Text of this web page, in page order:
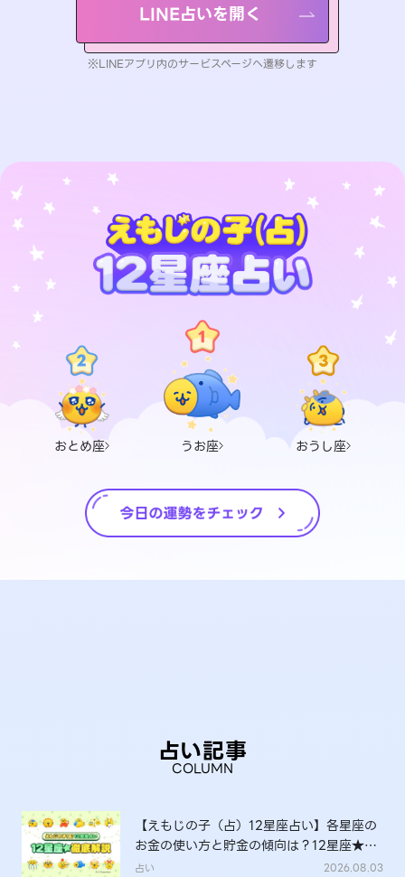
LINE占いを開く
※LINEアプリ内のサービスページへ遷移します
おとめ座 うお座 おうし座
占い記事
COLUMN
【えもじの子（占）12星座占い】各星座の
お金の使い方と貯金の傾向は？12星座★徹
底解説
占い 2026.08.03